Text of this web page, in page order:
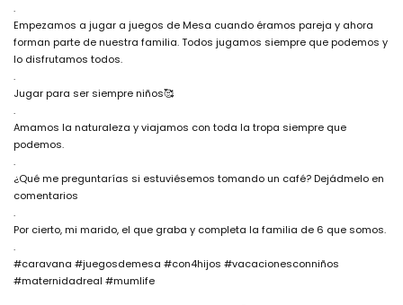
.
Empezamos a jugar a juegos de Mesa cuando éramos pareja y ahora
forman parte de nuestra familia. Todos jugamos siempre que podemos y
lo disfrutamos todos.
.
Jugar para ser siempre niños🥰
.
Amamos la naturaleza y viajamos con toda la tropa siempre que
podemos.
.
¿Qué me preguntarías si estuviésemos tomando un café? Dejádmelo en
comentarios
.
Por cierto, mi marido, el que graba y completa la familia de 6 que somos.
.
#caravana #juegosdemesa #con4hijos #vacacionesconniños
#maternidadreal #mumlife